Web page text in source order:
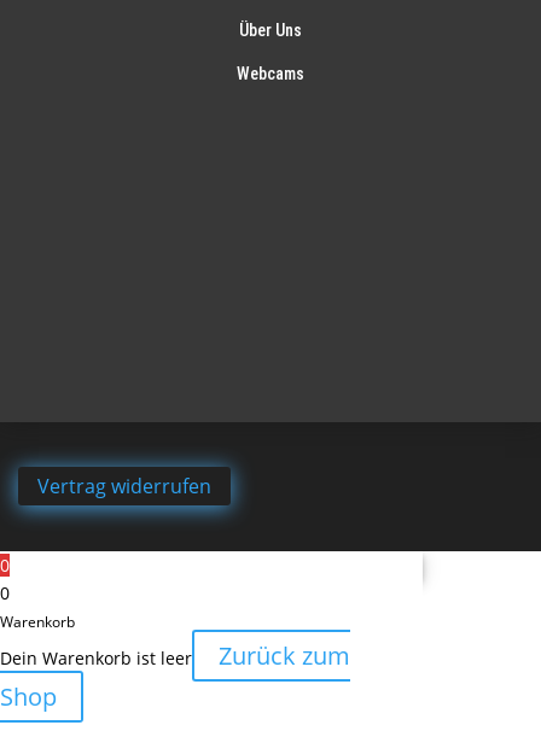
Über Uns
Webcams
Vertrag widerrufen
0
0
Warenkorb
Dein Warenkorb ist leer
Zurück zum
Shop